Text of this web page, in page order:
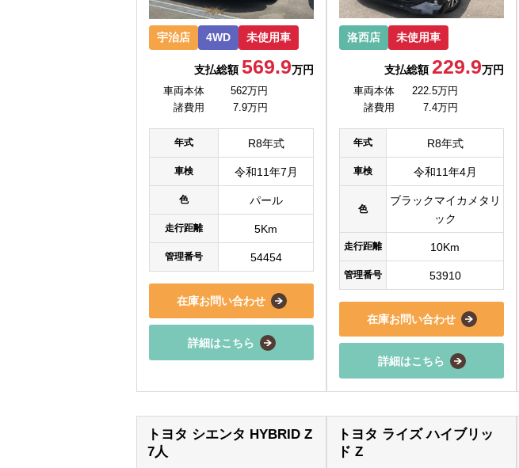
宇治店 4WD 未使用車
支払総額569.9万円
車両本体
562万円
諸費用
7.9万円
年式 R8年式
車検 令和11年7月
色 パール
走行距離 5Km
管理番号 54454
在庫お問い合わせ
詳細はこちら
洛西店 未使用車
支払総額 229.9万円
車両本体
222.5万円
諸費用
7.4万円
年式 R8年式
車検 令和11年4月
色
ブラックマイカメタリ
ック
走行距離 10Km
管理番号 53910
在庫お問い合わせ
詳細はこちら
トヨタ シエンタ HYBRID Z
7人
トヨタ ライズ ハイブリッ
ド Z